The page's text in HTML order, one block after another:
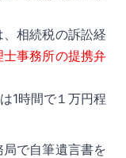
相続税の訴訟経
事務所の提携弁
1時間で１万円程
で自筆遺言書を
詳細